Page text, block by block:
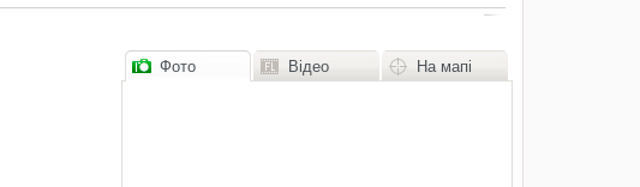
Фото Відео На мапі